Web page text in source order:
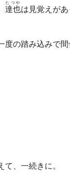
達也
たつや
は見覚えがあ
度の踏み込みで
、一続きに。